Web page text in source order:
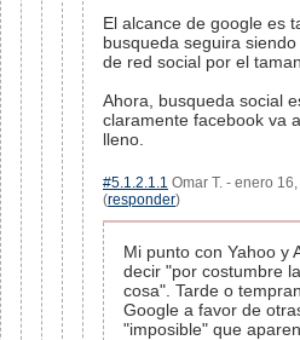
El alcance de google es
busqueda seguira
de red social por el
Ahora, busqueda social
claramente facebook va
lleno.
#5.1.2.1.1 Omar T. - enero
(responder)
Mi punto con Yahoo y
decir "por costumbre
cosa". Tarde o
Google a favor de
"imposible" que